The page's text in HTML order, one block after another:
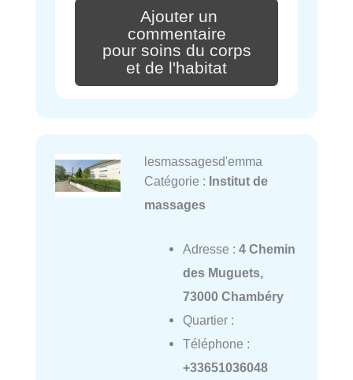
Ajouter un
commentaire
pour soins du corps
et de l'habitat
lesmassagesd'emma
Catégorie : Institut de
massages
Adresse : 4 Chemin
des Muguets,
73000 Chambéry
Quartier :
Téléphone :
+33651036048